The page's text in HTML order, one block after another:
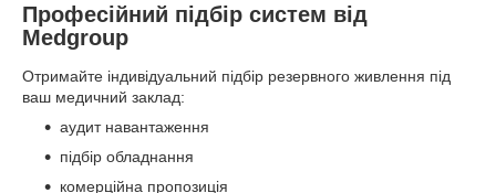
Професійний підбір систем від
Medgroup
Отримайте індивідуальний підбір резервного живлення під
ваш медичний заклад:
аудит навантаження
підбір обладнання
комерційна пропозиція